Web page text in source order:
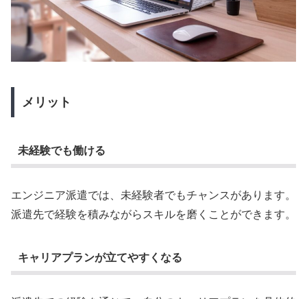
メリット
未経験でも働ける
エンジニア派遣では、未経験者でもチャンスがあります。
派遣先で経験を積みながらスキルを磨くことができます。
キャリアプランが立てやすくなる